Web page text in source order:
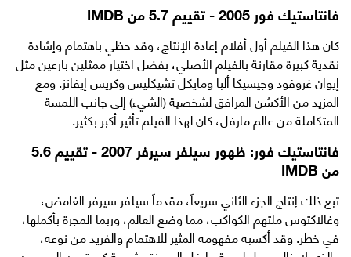
فانتاستيك فور 2005 - تقييم 5.7 من IMDB
كان هذا الفيلم أول أفلام إعادة الإنتاج، وقد حظي باهتمام وإشادة
نقدية كبيرة مقارنة بالفيلم الأصلي، بفضل اختيار ممثلين بارعين مثل
إيوان غروفود وجيسيكا ألبا ومايكل تشيكليس وكريس إيفانز. ومع
المزيد من الأكشن المرافق لشخصية (الشيء) إلى جانب اللمسة
المتكاملة من عالم مارفل، كان لهذا الفيلم تأثير أكبر بكثير.
فانتاستيك فور: ظهور سيلفر سيرفر 2007 - تقييم 5.6
من IMDB
تبع ذلك إنتاج الجزء الثاني سريعاً، مقدماً سيلفر سيرفر الغامض،
وغالاكتوس ملتهم الكواكب، مما وضع العالم، وربما المجرة بأكملها،
في خطر. وقد أكسبه مفهومه المثير للاهتمام والفريد من نوعه،